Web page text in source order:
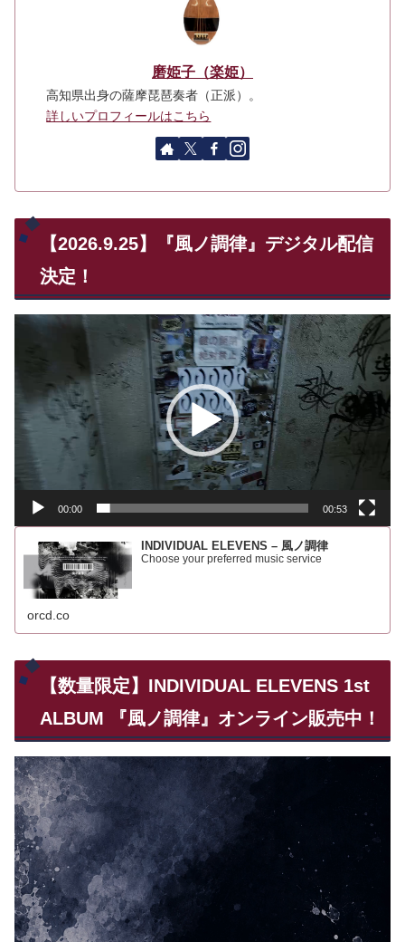
磨姫子（楽姫）
高知県出身の薩摩琵琶奏者（正派）。
詳しいプロフィールはこちら
【2026.9.25】『風ノ調律』デジタル配信
決定！
レ
ー
ー
00:00 00:53
INDIVIDUAL ELEVENS – 風ノ調律
Choose your preferred music service
orcd.co
【数量限定】INDIVIDUAL ELEVENS 1st
ALBUM 『風ノ調律』オンライン販売中！
動
画
プ
レ
ー
ヤ
ー